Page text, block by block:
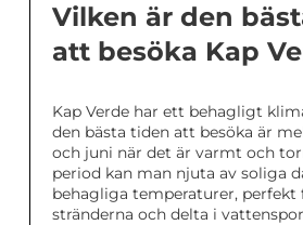
Vilken är den
att besöka Kap
Kap Verde har ett behagligt
den bästa tiden att besöka är
och juni när det är varmt och
period kan man njuta av soliga
behagliga temperaturer,
stränderna och delta i